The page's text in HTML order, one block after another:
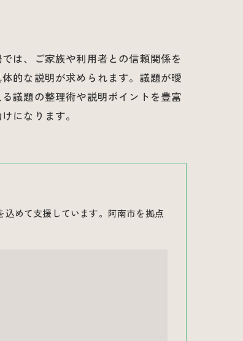
は、ご家族や利用者との信頼関係を
的な説明が求められます。議題が曖
議題の整理術や説明ポイントを豊富
になります。
めて支援しています。阿南市を拠点